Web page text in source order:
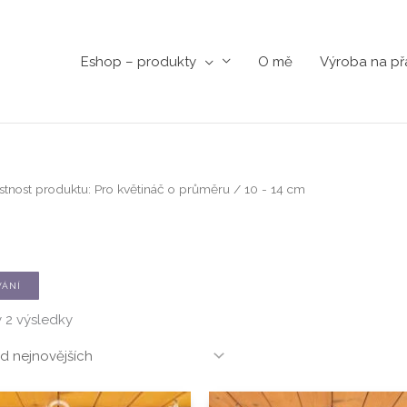
Eshop – produkty O mě Výroba na
produktu: Pro květináč o průměru / 10 - 14 cm
2 výsledky
Seřazeno
od